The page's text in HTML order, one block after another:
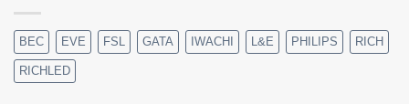
BEC EVE FSL GATA IWACHI L&E PHILIPS RICH
RICHLED